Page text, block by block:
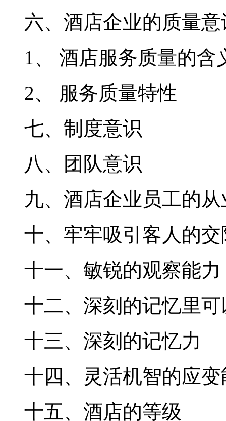
六、酒店企业的质量意
1 、 酒店服务质量的含
2、 服务质量特性
七、制度意识
八、团队意识
九、酒店企业员工的
十、牢牢吸引客人的
十一、敏锐的观察能力
十二、深刻的记忆里
十三、深刻的记忆力
十四、灵活机智的应变
十五、酒店的等级